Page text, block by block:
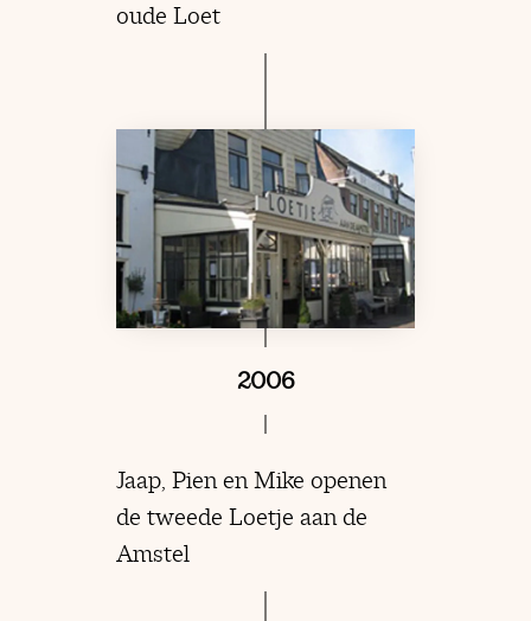
oude Loet
2006
Jaap, Pien en Mike openen
de tweede Loetje aan de
Amstel